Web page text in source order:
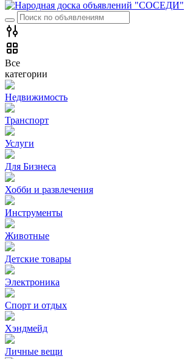
Все
категории
Недвижимость
Транспорт
Услуги
Для Бизнеса
Хобби и развлечения
Инструменты
Животные
Детские товары
Электроника
Спорт и отдых
Хэндмейд
Личные вещи